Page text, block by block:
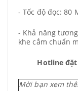
- Tốc độ đọc: 80
- Khả năng
khe cắm chuẩn
Hotline đặt
Mời bạn xem